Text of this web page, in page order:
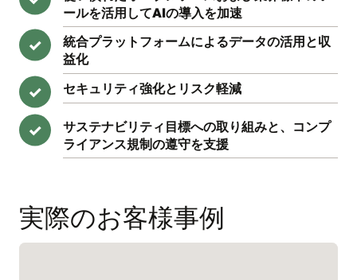
ールを活用してAIの導入を加速
✓
統合プラットフォームによるデータの活用と収
益化
✓ セキュリティ強化とリスク軽減
✓
サステナビリティ目標への取り組みと、コンプ
ライアンス規制の遵守を支援
実際のお客様事例